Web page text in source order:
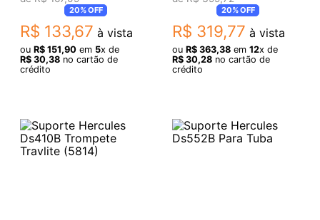
20%OFF
R$ 133,67 à vista
ou R$ 151,90em 5x de
R$ 30,38no cartão de
crédito
20%OFF
R$ 319,77 à vista
ou R$ 363,38em 12x de
R$ 30,28no cartão de
crédito